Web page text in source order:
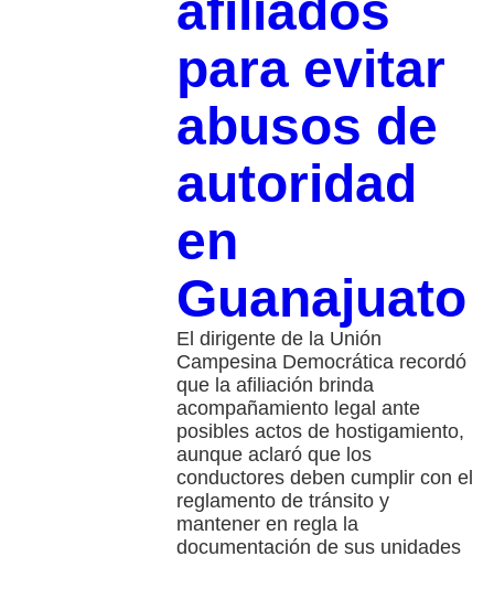
para evitar
abusos de
autoridad
en
Guanajuato
El dirigente de la Unión
Campesina Democrática recordó
que la afiliación brinda
acompañamiento legal ante
posibles actos de hostigamiento,
aunque aclaró que los
conductores deben cumplir con el
reglamento de tránsito y
mantener en regla la
documentación de sus unidades